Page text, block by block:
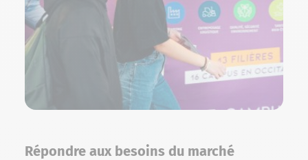
Répondre aux besoins du marché